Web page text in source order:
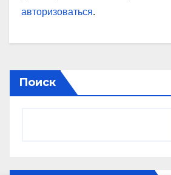
авторизоваться.
Поиск